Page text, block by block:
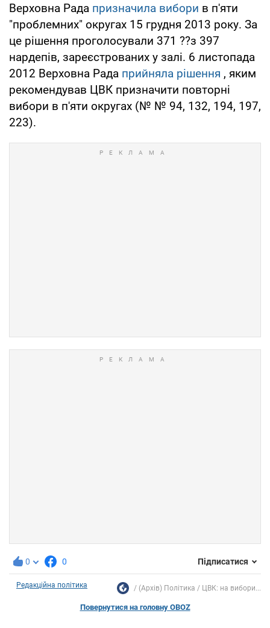
Верховна Рада призначила вибори в п'яти
"проблемних" округах 15 грудня 2013 року. За
це рішення проголосували 371 ??з 397
нардепів, зареєстрованих у залі. 6 листопада
2012 Верховна Рада прийняла рішення , яким
рекомендував ЦВК призначити повторні
вибори в п'яти округах (№ № 94, 132, 194, 197,
223).
0 0 Підписатися
Редакційна політика (Архів) Політика ЦВК: на вибори...
Повернутися на головну OBOZ